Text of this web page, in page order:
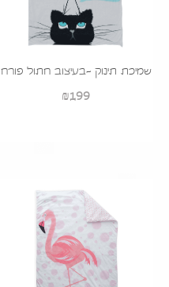
שמיכת תינוק -בעיצוב חתול פורח
₪199